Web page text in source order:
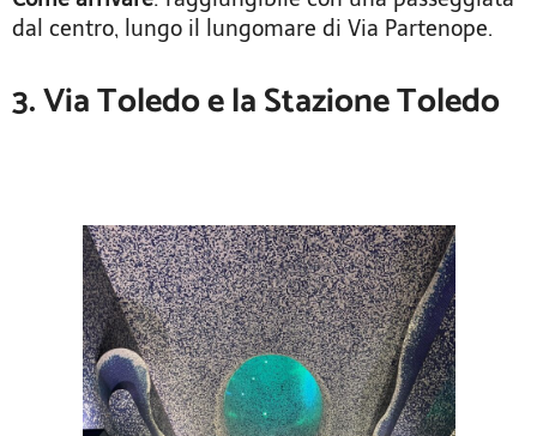
dal centro, lungo il lungomare di Via Partenope.
3. Via Toledo e la Stazione Toledo